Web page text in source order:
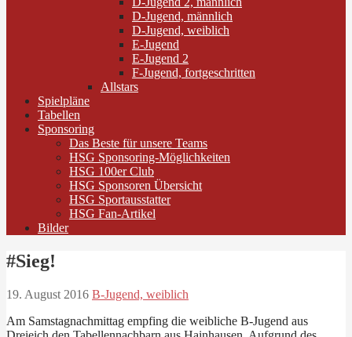
D-Jugend, männlich
D-Jugend, weiblich
E-Jugend
E-Jugend 2
F-Jugend, fortgeschritten
Allstars
Spielpläne
Tabellen
Sponsoring
Das Beste für unsere Teams
HSG Sponsoring-Möglichkeiten
HSG 100er Club
HSG Sponsoren Übersicht
HSG Sportausstatter
HSG Fan-Artikel
Bilder
#Sieg!
19. August 2016 B-Jugend, weiblich
Am Samstagnachmittag empfing die weibliche B-Jugend aus